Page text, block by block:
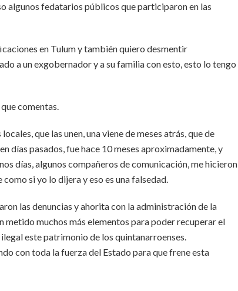
algunos fedatarios públicos que participaron en las
en Tulum y también quiero desmentir
a un exgobernador y a su familia con esto, esto lo tengo
comentas.
que las unen, una viene de meses atrás, que de
días pasados, fue hace 10 meses aproximadamente, y
días, algunos compañeros de comunicación, me hicieron
si yo lo dijera y eso es una falsedad.
las denuncias y ahorita con la administración de la
metido muchos más elementos para poder recuperar el
este patrimonio de los quintanarroenses.
con toda la fuerza del Estado para que frene esta